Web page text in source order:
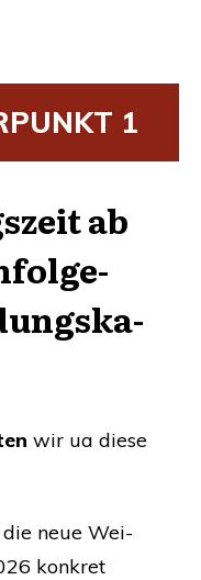
1
ab
wir ua die­se
neue Wei­
kon­kret